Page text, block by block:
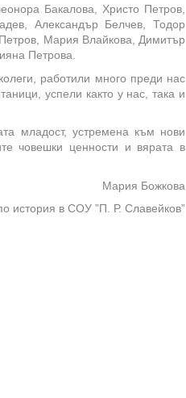
Бакалова, Христо Петров,
Александър Белчев, Тодор
Мария Влайкова, Димитър
Петрова.
работили много преди нас
успели както у нас, така и
младост, устремена към нови
човешки ценности и вярата в
Мария Божкова
история в СОУ ”П. Р. Славейков”